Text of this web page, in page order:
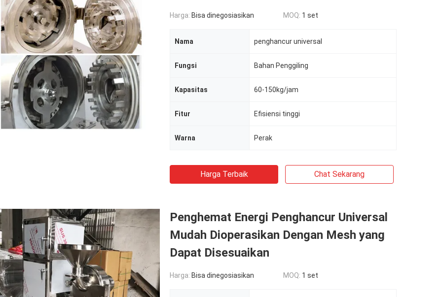
Harga: Bisa dinegosiasikan MOQ: 1 set
Nama penghancur universal
Fungsi Bahan Penggiling
Kapasitas 60-150kg/jam
Fitur Efisiensi tinggi
Warna Perak
Harga Terbaik Chat Sekarang
Penghemat Energi Penghancur Universal
Mudah Dioperasikan Dengan Mesh yang
Dapat Disesuaikan
Harga: Bisa dinegosiasikan MOQ: 1 set